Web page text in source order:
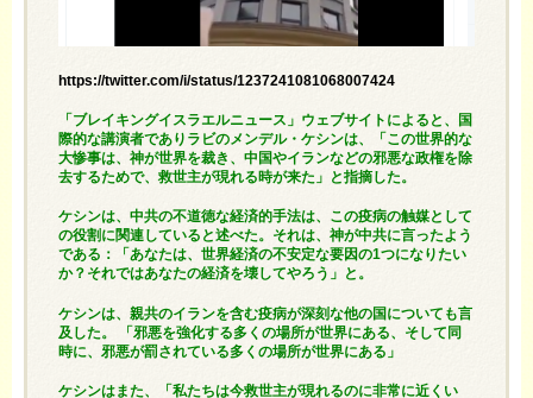
https://twitter.com/i/status/1237241081068007424
「ブレイキングイスラエルニュース」ウェブサイトによると、国
際的な講演者でありラビのメンデル・ケシンは、「この世界的な
大惨事は、神が世界を裁き、中国やイランなどの邪悪な政権を除
去するためで、救世主が現れる時が来た」と指摘した。
ケシンは、中共の不道徳な経済的手法は、この疫病の触媒として
の役割に関連していると述べた。それは、神が中共に言ったよう
である：「あなたは、世界経済の不安定な要因の1つになりたい
か？それではあなたの経済を壊してやろう」と。
ケシンは、親共のイランを含む疫病が深刻な他の国についても言
及した。 「邪悪を強化する多くの場所が世界にある、そして同
時に、邪悪が罰されている多くの場所が世界にある」
ケシンはまた、「私たちは今救世主が現れるのに非常に近くい